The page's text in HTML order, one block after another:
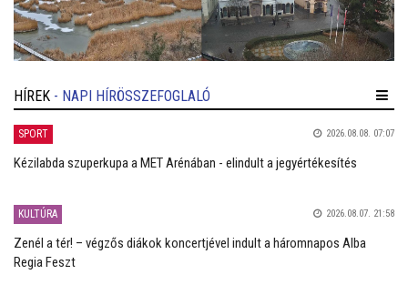
HÍREK - NAPI HÍRÖSSZEFOGLALÓ
SPORT 2026.08.08. 07:07
Kézilabda szuperkupa a MET Arénában - elindult a jegyértékesítés
KULTÚRA 2026.08.07. 21:58
Zenél a tér! – végzős diákok koncertjével indult a háromnapos Alba
Regia Feszt